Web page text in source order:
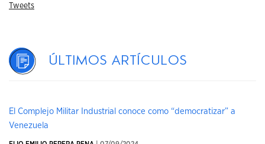
Tweets
Últimos artículos
El Complejo Militar Industrial conoce como “democratizar” a
Venezuela